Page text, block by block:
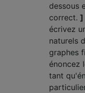
dessous
correct. ]
écrivez
naturels
graphes
énoncez
tant